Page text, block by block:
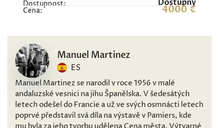
Dostupnost: Dostupný
Cena: 4000 €
Manuel Martinez
ES
Manuel Martinez se narodil v roce 1956 v malé
andaluzské vesnici na jihu Španělska. V šedesátých
letech odešel do Francie a už ve svých osmnácti letech
poprvé představil svá díla na výstavě v Pamiers, kde